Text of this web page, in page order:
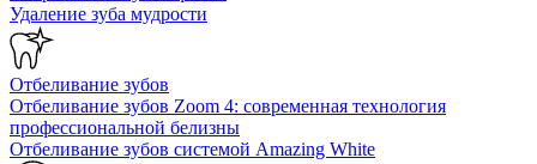
Удаление зуба мудрости
Отбеливание зубов
Отбеливание зубов Zoom 4: современная технология
профессиональной белизны
Отбеливание зубов системой Amazing White